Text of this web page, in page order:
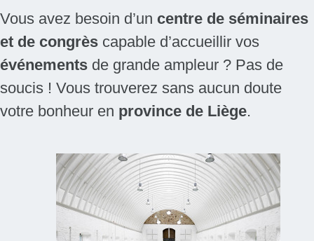
Vous avez besoin d’un centre de séminaires
et de congrès capable d’accueillir vos
événements de grande ampleur ? Pas de
soucis ! Vous trouverez sans aucun doute
votre bonheur en province de Liège.